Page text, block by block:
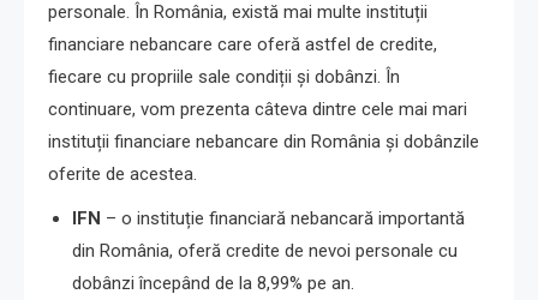
personale. În România, există mai multe instituții
financiare nebancare care oferă astfel de credite,
fiecare cu propriile sale condiții și dobânzi. În
continuare, vom prezenta câteva dintre cele mai mari
instituții financiare nebancare din România și dobânzile
oferite de acestea.
IFN – o instituție financiară nebancară importantă
din România, oferă credite de nevoi personale cu
dobânzi începând de la 8,99% pe an.